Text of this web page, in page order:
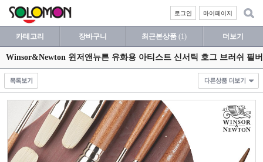
마이페이지
로그인
카테고리 장바구니 최근본상품 (1) 더보기
Winsor&Newton 윈저앤뉴튼 유화용 아티스트 신서틱 호그 브러쉬 필버